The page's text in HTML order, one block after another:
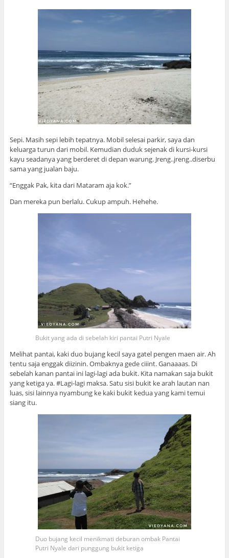
Sepi. Masih sepi lebih tepatnya. Mobil selesai parkir, saya dan
keluarga turun dari mobil. Kemudian duduk sejenak di kursi-kursi
kayu seadanya yang berderet di depan warung. Jreng..jreng..diserbu
sama yang jualan baju.
“Enggak Pak, kita dari Mataram aja kok.”
Dan mereka pun berlalu. Cukup ampuh. Hehehe.
Bukit yang ada di sebelah kiri pantai Putri Nyale
Melihat pantai, kaki duo bujang kecil saya gatel pengen maen air. Ah
tentu saja enggak diizinin. Ombaknya gede ciiint. Ganaaaas. Di
sebelah kanan pantai ini lagi-lagi ada bukit. Kita namakan saja bukit
yang ketiga ya. #Lagi-lagi maksa. Satu sisi bukit ke arah lautan nan
luas, sisi lainnya nyambung ke kaki bukit kedua yang kami temui
siang itu.
Duo bujang kecil menikmati deburan ombak Pantai
Putri Nyale dari punggung bukit ketiga